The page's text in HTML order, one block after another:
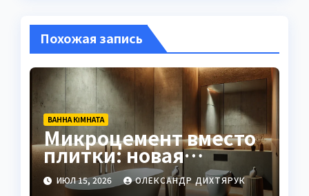
Похожая запись
ВАННА КІМНАТА
Микроцемент вместо
плитки: новая
тенденция в дизайне
ванных
ИЮЛ 15, 2026 ОЛЕКСАНДР ДИХТЯРУК